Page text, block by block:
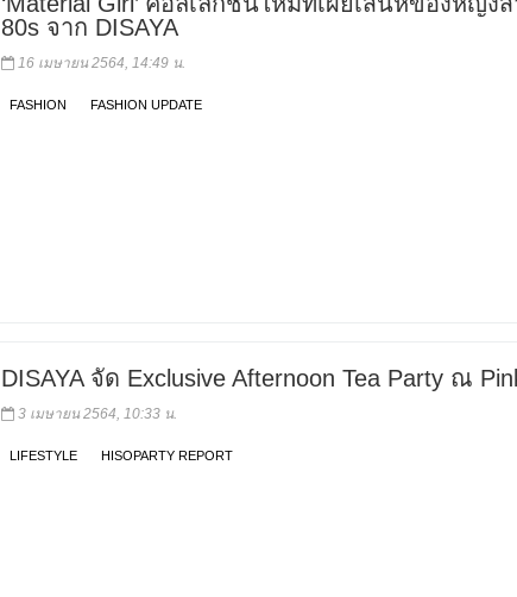
80s จาก DISAYA
16 เมษายน 2564, 14:49 น.
FASHION FASHION UPDATE
DISAYA จัด Exclusive Afternoon Tea Party ณ
3 เมษายน 2564, 10:33 น.
LIFESTYLE HISOPARTY REPORT